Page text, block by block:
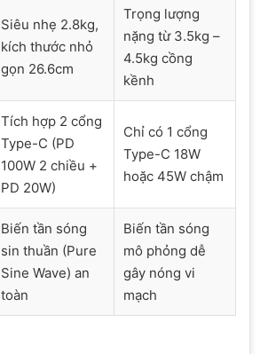
Siêu nhẹ 2.8kg,
kích thước nhỏ
gọn 26.6cm
Trọng lượng
nặng từ 3.5kg –
4.5kg cồng
kềnh
Tích hợp 2 cổng
Type-C (PD
100W 2 chiều +
PD 20W)
Chỉ có 1 cổng
Type-C 18W
hoặc 45W chậm
Biến tần sóng
sin thuần (Pure
Sine Wave) an
toàn
Biến tần sóng
mô phỏng dễ
gây nóng vi
mạch